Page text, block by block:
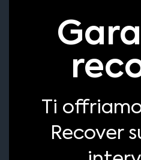
Ti
Recover